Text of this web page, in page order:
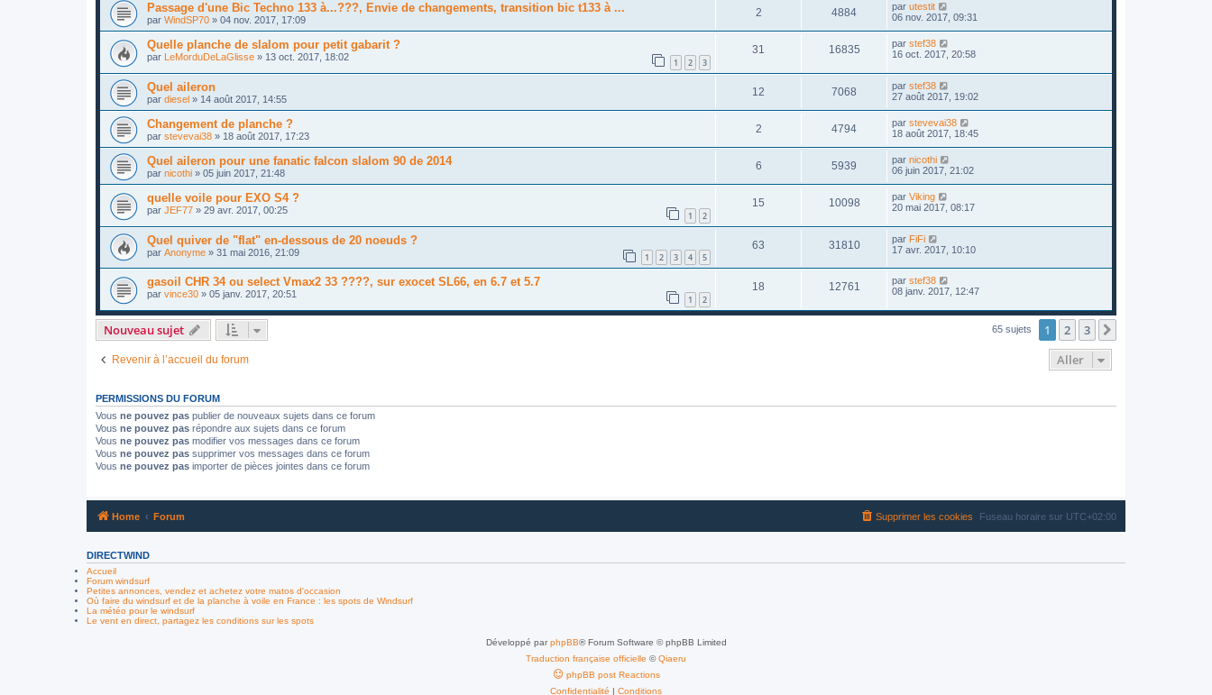
Passage d'une Bic Techno 133 à...???, Envie de changements, transition bic t133 à ...
par WindSP70 » 04 nov. 2017, 17:09
2 4884 par utestit
06 nov. 2017, 09:31
Quelle planche de slalom pour petit gabarit ?
par LeMorduDeLaGlisse » 13 oct. 2017, 18:02 1 2 3
31 16835 par stef38
16 oct. 2017, 20:58
Quel aileron
par diesel » 14 août 2017, 14:55
12 7068 par stef38
27 août 2017, 19:02
Changement de planche ?
par stevevai38 » 18 août 2017, 17:23
2 4794 par stevevai38
18 août 2017, 18:45
Quel aileron pour une fanatic falcon slalom 90 de 2014
par nicothi » 05 juin 2017, 21:48
6 5939 par nicothi
06 juin 2017, 21:02
quelle voile pour EXO S4 ?
par JEF77 » 29 avr. 2017, 00:25 1 2
15 10098 par Viking
20 mai 2017, 08:17
Quel quiver de "flat" en-dessous de 20 noeuds ?
par Anonyme » 31 mai 2016, 21:09 1 2 3 4 5
63 31810 par FiFi
17 avr. 2017, 10:10
gasoil CHR 34 ou select Vmax2 33 ????, sur exocet SL66, en 6.7 et 5.7
par vince30 » 05 janv. 2017, 20:51 1 2
18 12761 par stef38
08 janv. 2017, 12:47
Nouveau sujet 65 sujets 1 2 3
Revenir à l’accueil du forum Aller
PERMISSIONS DU FORUM
Vous ne pouvez pas publier de nouveaux sujets dans ce forum
Vous ne pouvez pas répondre aux sujets dans ce forum
Vous ne pouvez pas modifier vos messages dans ce forum
Vous ne pouvez pas supprimer vos messages dans ce forum
Vous ne pouvez pas importer de pièces jointes dans ce forum
Home Forum Fuseau horaire sur UTC+02:00
Supprimer les cookies
DIRECTWIND
Accueil
Forum windsurf
Petites annonces, vendez et achetez votre matos d'occasion
Où faire du windsurf et de la planche à voile en France : les spots de Windsurf
La météo pour le windsurf
Le vent en direct, partagez les conditions sur les spots
Développé parphpBB® Forum Software © phpBB Limited
Traduction française officielle ©Qiaeru
phpBB post Reactions
Confidentialité | Conditions